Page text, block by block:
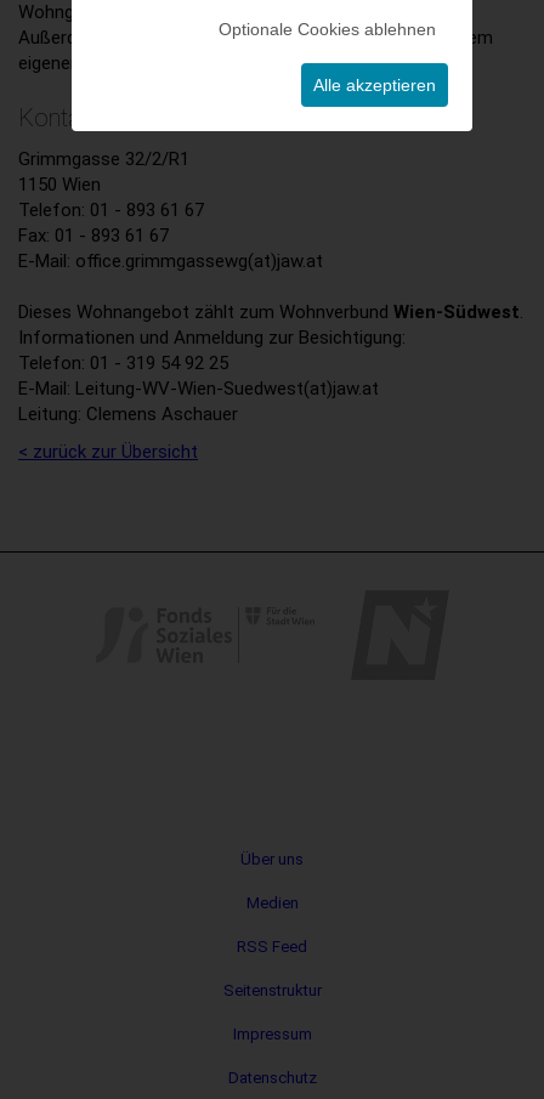
Optionale Cookies ablehnen
Alle akzeptieren
Wohngemeinschaft.
Außerdem gibt es eine Wohnung für eine Person mit einem
eigenen Eingang.
Kontakt:
Grimmgasse 32/2/R1
1150 Wien
Telefon: 01 - 893 61 67
Fax: 01 - 893 61 67
E-Mail: office.grimmgassewg(at)jaw.at
Dieses Wohnangebot zählt zum Wohnverbund Wien-Südwest.
Informationen und Anmeldung zur Besichtigung:
Telefon: 01 - 319 54 92 25
E-Mail: Leitung-WV-Wien-Suedwest(at)jaw.at
Leitung: Clemens Aschauer
< zurück zur Übersicht
Über uns
Medien
RSS Feed
Seitenstruktur
Impressum
Datenschutz